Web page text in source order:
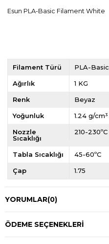
Esun PLA-Basic Filament White
Filament Türü PLA-Basic
Ağırlık 1 KG
Renk Beyaz
Yoğunluk 1.24 g/cm³
Nozzle
Sıcaklığı
210-230ºC
Tabla Sıcaklığı 45-60ºC
Çap 1.75
YORUMLAR(0)
ÖDEME SEÇENEKLERI